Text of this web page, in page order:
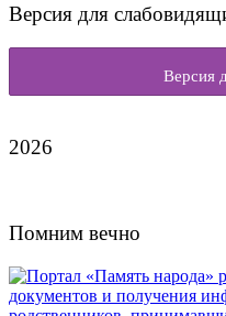
Версия для
Версия
2026
Помним вечно